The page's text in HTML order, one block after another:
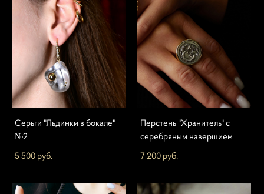
Серьги "Льдинки в бокале"
№2
5 500 pуб.
Перстень "Хранитель" с
серебряным навершием
7 200 pуб.